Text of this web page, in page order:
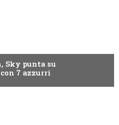
Sky punta su
7 azzurri